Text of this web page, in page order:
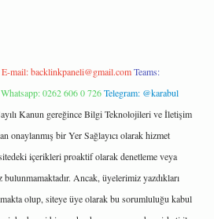
E-mail:backlinkpaneli@gmail.com Teams:
Whatsapp: 0262 606 0 726Telegram: @karabul
Kanun gereğince Bilgi Teknolojileri ve İletişim
onaylanmış bir Yer Sağlayıcı olarak hizmet
içerikleri proaktif olarak denetleme veya
Ancak, üyelerimiz yazdıkları
olup, siteye üye olarak bu sorumluluğu kabul